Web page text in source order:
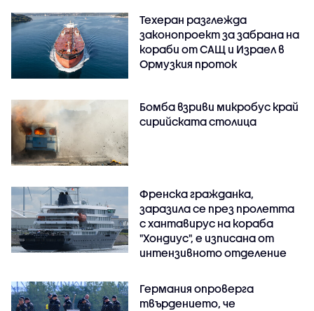
Техеран разглежда
законопроект за забрана на
кораби от САЩ и Израел в
Ормузкия проток
Бомба взриви микробус край
сирийската столица
Френска гражданка,
заразила се през пролетта
с хантавирус на кораба
"Хондиус", е изписана от
интензивното отделение
Германия опроверга
твърдението, че